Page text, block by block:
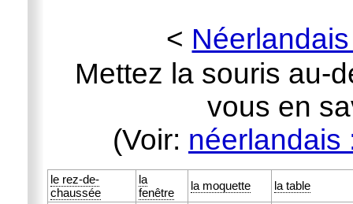
<
Mettez la souris au-
vous en
(Voir: néerlandais
le rez-de-
chaussée
la
fenêtre
la moquette
la table